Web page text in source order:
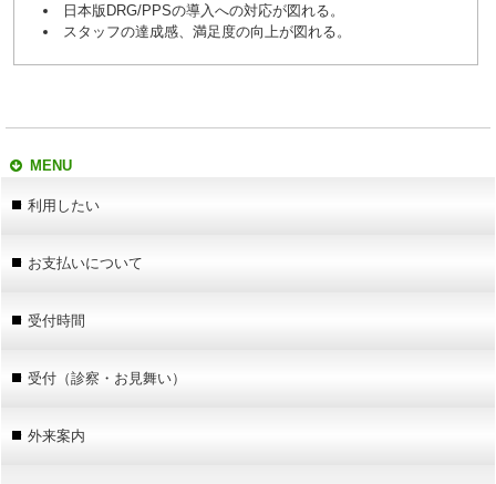
日本版DRG/PPSの導入への対応が図れる。
スタッフの達成感、満足度の向上が図れる。
MENU
利用したい
お支払いについて
受付時間
受付（診察・お見舞い）
外来案内